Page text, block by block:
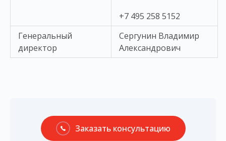
+7 495 258 5152
Генеральный
директор
Сергунин Владимир
Александрович
Заказать консультацию